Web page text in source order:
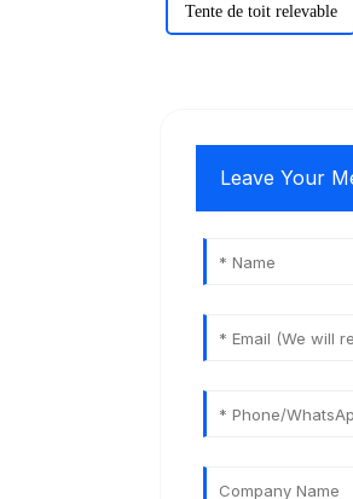
Tente de toit relevable
Leave Your